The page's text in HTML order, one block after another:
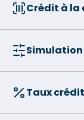
Crédit à la
Taux